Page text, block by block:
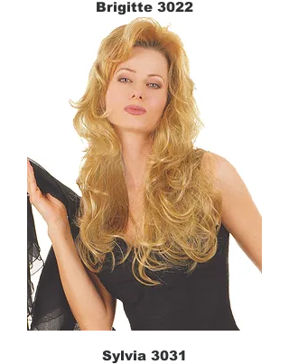
Brigitte 3022
Sylvia 3031